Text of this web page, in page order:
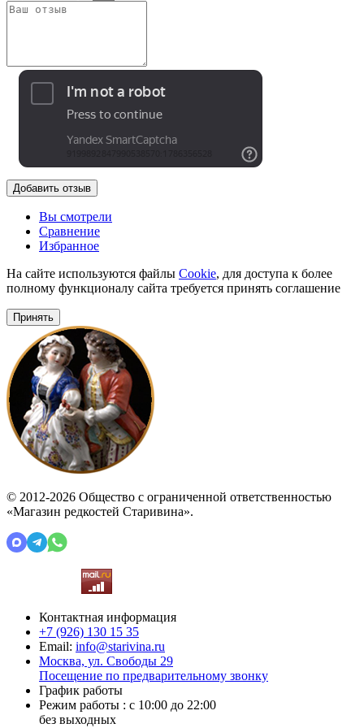
Добавить отзыв
Вы смотрели
Сравнение
Избранное
На сайте используются файлы Cookie, для доступа к более
полному функционалу сайта требуется принять соглашение
Принять
© 2012-2026 Общество с ограниченной ответственностью
«Магазин редкостей Старивина».
Контактная информация
+7 (926) 130 15 35
Email: info@starivina.ru
Москва, ул. Свободы 29
Посещение по предварительному звонку
График работы
Режим работы : с 10:00 до 22:00
без выходных